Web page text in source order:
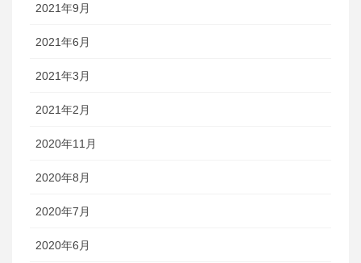
2021年9月
2021年6月
2021年3月
2021年2月
2020年11月
2020年8月
2020年7月
2020年6月